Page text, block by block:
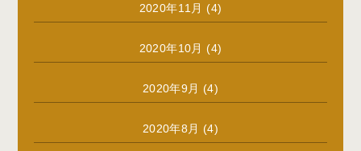
2020年11月 (4)
2020年10月 (4)
2020年9月 (4)
2020年8月 (4)